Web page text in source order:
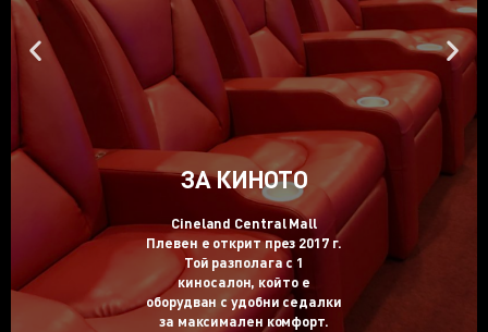
ЗА КИНОТО
Cineland Central Mall
Плевен е открит през 2017 г.
Той разполага с 1
киносалон, който е
оборудван с удобни седалки
за максимален комфорт.